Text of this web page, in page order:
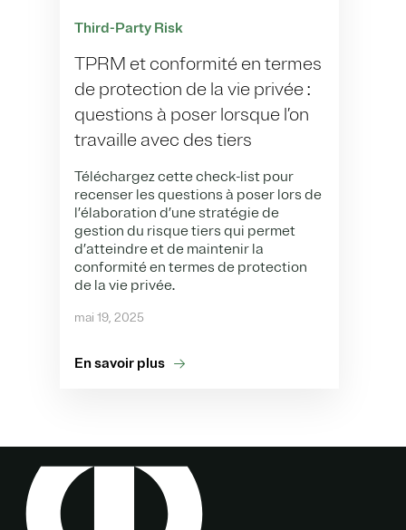
Third-Party Risk
TPRM et conformité en termes
de protection de la vie privée :
questions à poser lorsque l’on
travaille avec des tiers
Téléchargez cette check-list pour
recenser les questions à poser lors de
l’élaboration d’une stratégie de
gestion du risque tiers qui permet
d’atteindre et de maintenir la
conformité en termes de protection
de la vie privée.
mai 19, 2025
En savoir plus